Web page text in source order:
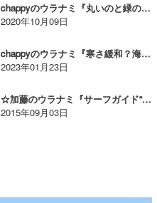
chappyのウラナミ『丸いのと緑のと戦ってみた』
2020年10月09日
chappyのウラナミ『寒さ緩和？海上がりにも使える「温まる」方法とは』
2023年01月23日
☆加藤のウラナミ『サーフガイド“AKIさん”を偲ぶ』Vol.2
2015年09月03日